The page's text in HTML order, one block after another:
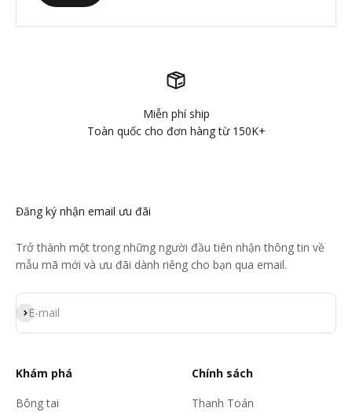
Miễn phí ship
Toàn quốc cho đơn hàng từ 150K+
Đăng ký nhận email ưu đãi
Trở thành một trong những người đầu tiên nhận thông tin về
mẫu mã mới và ưu đãi dành riêng cho bạn qua email.
E-mail
Đăng ký
Khám phá
Bông tai
Chính sách
Thanh Toán